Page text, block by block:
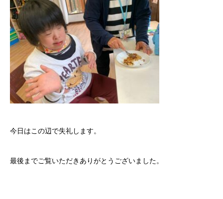
今日はこの辺で失礼します。
最後までご覧いただきありがとうございました。